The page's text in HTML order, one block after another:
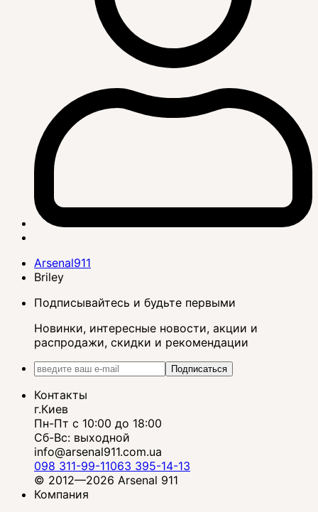
Arsenal911
Briley
Подписывайтесь и будьте первыми
Новинки, интересные новости, акции и
распродажи, скидки и рекомендации
Подписаться
Контакты
г.Киев
Пн-Пт с 10:00 до 18:00
Сб-Вс: выходной
info@arsenal911.com.ua
098 311-99-11063 395-14-13
© 2012—2026 Arsenal 911
Компания